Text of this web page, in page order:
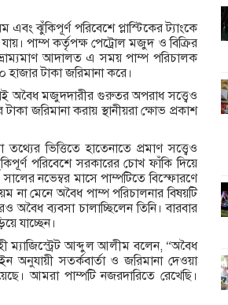
এবং ঝুঁকিপূর্ণ পরিবেশে প্লাস্টিকের ট্যাংকে
পাম্প কর্তৃপক্ষ পেট্রোল মজুদ ও বিক্রির
আদালত এ সময় পাম্প পরিচালক
টাকা জরিমানা করে।
অবৈধ মজুদদারীর গুরুতর অপরাধ সত্ত্বেও
জরিমানা করায় স্থানীয়রা ক্ষোভ প্রকাশ
ভিত্তিতে হাতেনাতে প্রমাণ সত্ত্বেও
পরিবেশে সরকারের চোখ ফাঁকি দিয়ে
নভেম্বর মাসে পাম্পটিতে বিস্ফোরণে
না মেনে অবৈধ পাম্প পরিচালনার বিষয়টি
ব্যবসা চালাচ্ছিলেন তিনি। বারবার
যাচ্ছেন।
ম্যাজিস্ট্রেট আব্দুল আলীম বলেন, “অবৈধ
অনুযায়ী সতর্কবার্তা ও জরিমানা দেওয়া
আমরা পাম্পটি নজরদারিতে রেখেছি।